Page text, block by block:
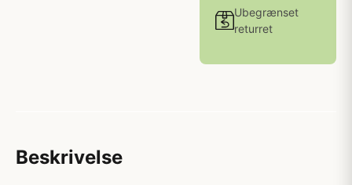
Ubegrænset
returret
Beskrivelse